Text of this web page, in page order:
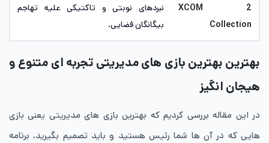
XCOM 2
Collection
نبردهای نوبتی و تاکتیکی علیه تهاجم
بیگانگان فضایی.
بهترین بهترین بازی های مدیریتی تجربه ‌ای متنوع و
هیجان ‌انگیز
در این مقاله بررسی کردیم که بهترین بازی های مدیریتی یعنی بازی
هایی که در آن ها شما رئیس هستید و باید تصمیم بگیرید، برنامه